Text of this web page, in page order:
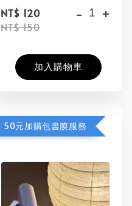
NT$ 120
NT$ 150
- +
加入購物車
50元加購包書膜服務